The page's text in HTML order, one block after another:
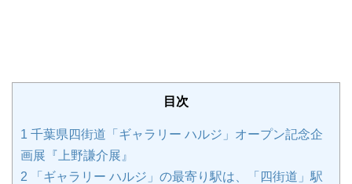
目次
1 千葉県四街道「ギャラリー ハルジ」オープン記念企
画展『上野謙介展』
2 「ギャラリー ハルジ」の最寄り駅は、「四街道」駅